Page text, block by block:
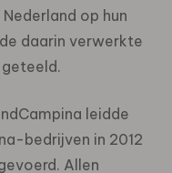
op hun
daarin verwerkte
leidde
bedrijven in 2012
Allen